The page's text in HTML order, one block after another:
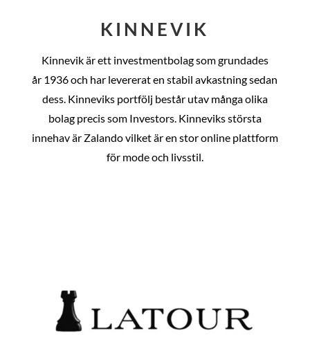
KINNEVIK
Kinnevik är ett investmentbolag som grundades
år 1936 och har levererat en stabil avkastning sedan
dess. Kinneviks portfölj består utav många olika
bolag precis som Investors. Kinneviks största
innehav är Zalando vilket är en stor online plattform
för mode och livsstil.